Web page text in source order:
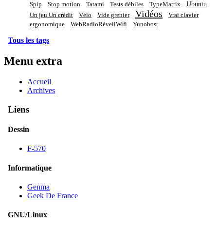
Spip
Stop motion Tatami Tests débiles TypeMatrix Ubuntu
Un jeu Un crédit Vélo Vide grenier Vidéos
Vrai clavier
ergonomique
WebRadioRéveilWifi Yunohost
Tous les tags
Menu extra
Accueil
Archives
Liens
Dessin
F-570
Informatique
Genma
Geek De France
GNU/Linux